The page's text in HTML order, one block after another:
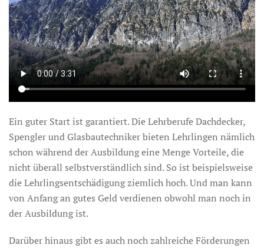
Ein guter Start ist garantiert. Die Lehrberufe Dachdecker,
Spengler und Glasbautechniker bieten Lehrlingen nämlich
schon während der Ausbildung eine Menge Vorteile, die
nicht überall selbstverständlich sind. So ist beispielsweise
die Lehrlingsentschädigung ziemlich hoch. Und man kann
von Anfang an gutes Geld verdienen obwohl man noch in
der Ausbildung ist.
Darüber hinaus gibt es auch noch zahlreiche Förderungen